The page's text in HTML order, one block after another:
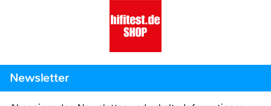
Newsletter